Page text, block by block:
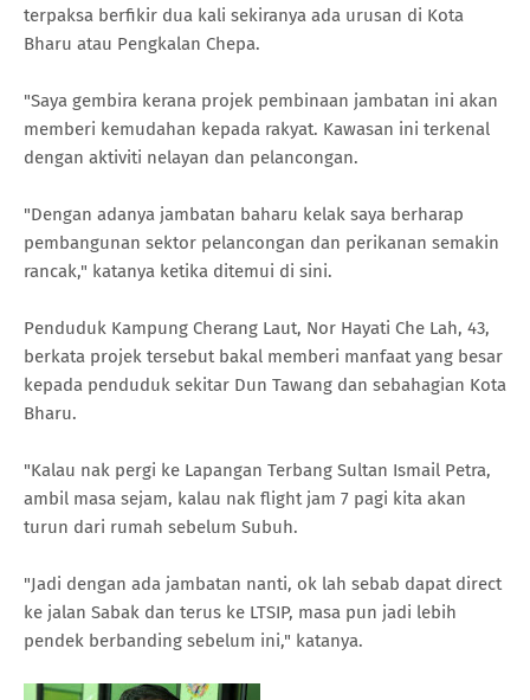
terpaksa berfikir dua kali sekiranya ada urusan di Kota
Bharu atau Pengkalan Chepa.
"Saya gembira kerana projek pembinaan jambatan ini akan
memberi kemudahan kepada rakyat. Kawasan ini terkenal
dengan aktiviti nelayan dan pelancongan.
"Dengan adanya jambatan baharu kelak saya berharap
pembangunan sektor pelancongan dan perikanan semakin
rancak," katanya ketika ditemui di sini.
Penduduk Kampung Cherang Laut, Nor Hayati Che Lah, 43,
berkata projek tersebut bakal memberi manfaat yang besar
kepada penduduk sekitar Dun Tawang dan sebahagian Kota
Bharu.
"Kalau nak pergi ke Lapangan Terbang Sultan Ismail Petra,
ambil masa sejam, kalau nak flight jam 7 pagi kita akan
turun dari rumah sebelum Subuh.
"Jadi dengan ada jambatan nanti, ok lah sebab dapat direct
ke jalan Sabak dan terus ke LTSIP, masa pun jadi lebih
pendek berbanding sebelum ini," katanya.